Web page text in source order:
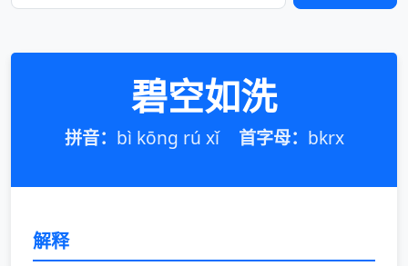
碧空如洗
拼音： bì kōng rú xǐ 首字母： bkrx
解释